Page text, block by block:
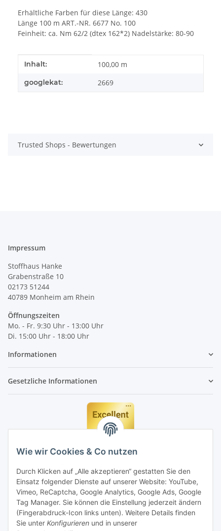
Wie wir Cookies & Co nutzen
Durch Klicken auf „Alle akzeptieren“ gestatten Sie den
Einsatz folgender Dienste auf unserer Website: YouTube,
Vimeo, ReCaptcha, Google Analytics, Google Ads, Google
Tag Manager. Sie können die Einstellung jederzeit ändern
(Fingerabdruck-Icon links unten). Weitere Details finden
Sie unter Konfigurieren und in unserer
Erhältliche Farben für diese Länge: 430
Länge 100 m ART.-NR. 6677 No. 100
Feinheit: ca. Nm 62/2 (dtex 162*2) Nadelstärke: 80-90
Produkteigenschaft
Wert
Inhalt: 100,00 m
googlekat: 2669
Trusted Shops - Bewertungen
Impressum
Stoffhaus Hanke
Grabenstraße 10
02173 51244
40789 Monheim am Rhein
Öffnungszeiten
Mo. - Fr. 9:30 Uhr - 13:00 Uhr
Di. 15:00 Uhr - 18:00 Uhr
Informationen
Gesetzliche Informationen